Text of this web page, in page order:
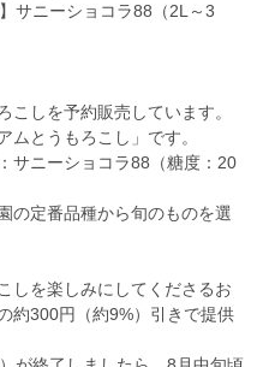
サニーショコラ88（2L～3
しを予約販売しています。
とうもろこし」です。
サニーショコラ88（糖度：20
の定番品種から旬のものを選
しを楽しみにしてくださるお
約300円（約9%）引きで提供